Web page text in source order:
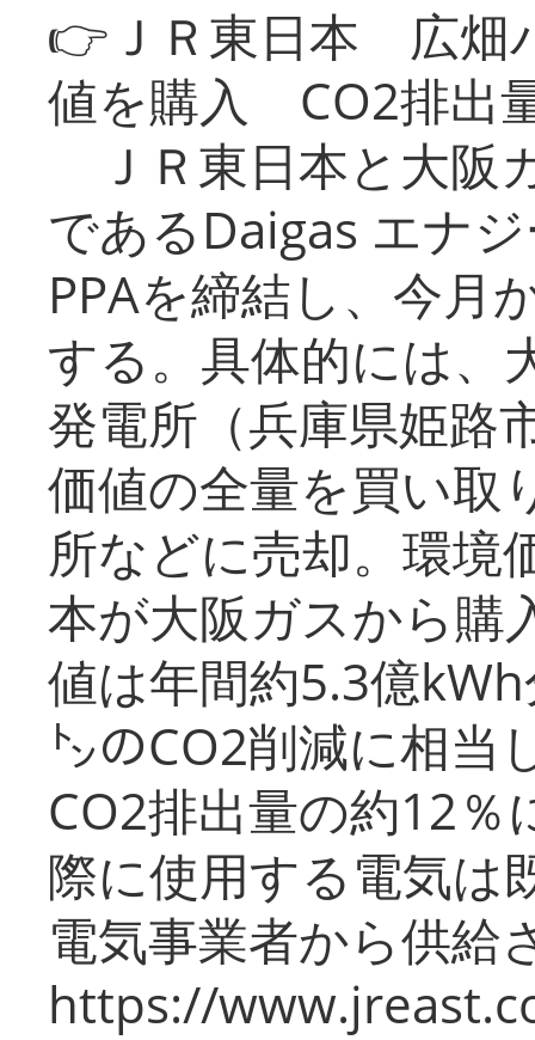
👉ＪＲ東日本 広畑
値を購入 CO2排出
ＪＲ東日本と大阪
であるDaigas エナ
PPAを締結し、今月
する。具体的には、
発電所（兵庫県姫路
価値の全量を買い取
所などに売却。環境
本が大阪ガスから購
値は年間約5.3億
㌧のCO2削減に相当
CO2排出量の約12％
際に使用する電気は
電気事業者から供給
https://